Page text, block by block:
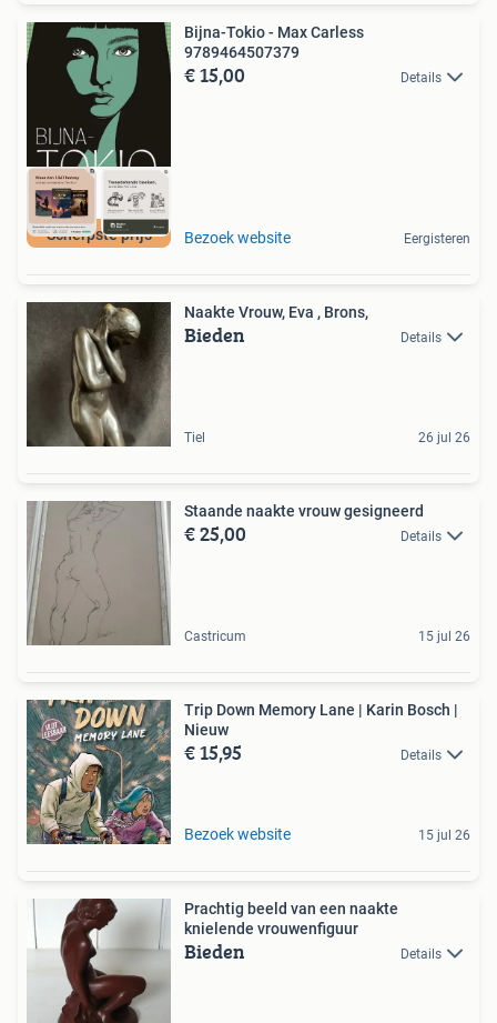
Scherpste prijs
Bijna-Tokio - Max Carless
9789464507379
€ 15,00 Details
Bezoek website Eergisteren
Naakte Vrouw, Eva , Brons,
Bieden Details
Tiel 26 jul 26
Staande naakte vrouw gesigneerd
€ 25,00 Details
Castricum 15 jul 26
Trip Down Memory Lane | Karin Bosch |
Nieuw
€ 15,95 Details
Bezoek website 15 jul 26
Prachtig beeld van een naakte
knielende vrouwenfiguur
Bieden Details